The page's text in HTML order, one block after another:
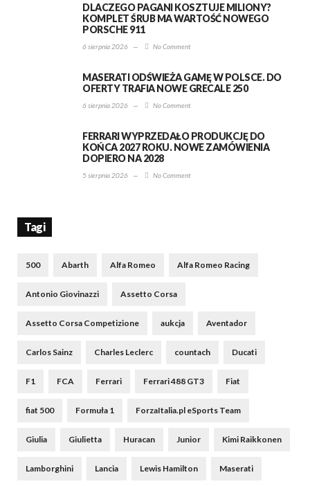
DLACZEGO PAGANI KOSZTUJE MILIONY?
KOMPLET ŚRUB MA WARTOŚĆ NOWEGO
PORSCHE 911
6 sierpnia 2026 — No Comment
MASERATI ODŚWIEŻA GAMĘ W POLSCE. DO
OFERTY TRAFIA NOWE GRECALE 250
6 sierpnia 2026 — No Comment
FERRARI WYPRZEDAŁO PRODUKCJĘ DO
KOŃCA 2027 ROKU. NOWE ZAMÓWIENIA
DOPIERO NA 2028
5 sierpnia 2026 — No Comment
Tagi
500 Abarth Alfa Romeo Alfa Romeo Racing
Antonio Giovinazzi Assetto Corsa
Assetto Corsa Competizione aukcja Aventador
Carlos Sainz Charles Leclerc countach Ducati
F1 FCA Ferrari Ferrari 488 GT3 Fiat
fiat 500 Formuła 1 ForzaItalia.pl eSports Team
Giulia Giulietta Huracan Junior Kimi Raikkonen
Lamborghini Lancia Lewis Hamilton Maserati